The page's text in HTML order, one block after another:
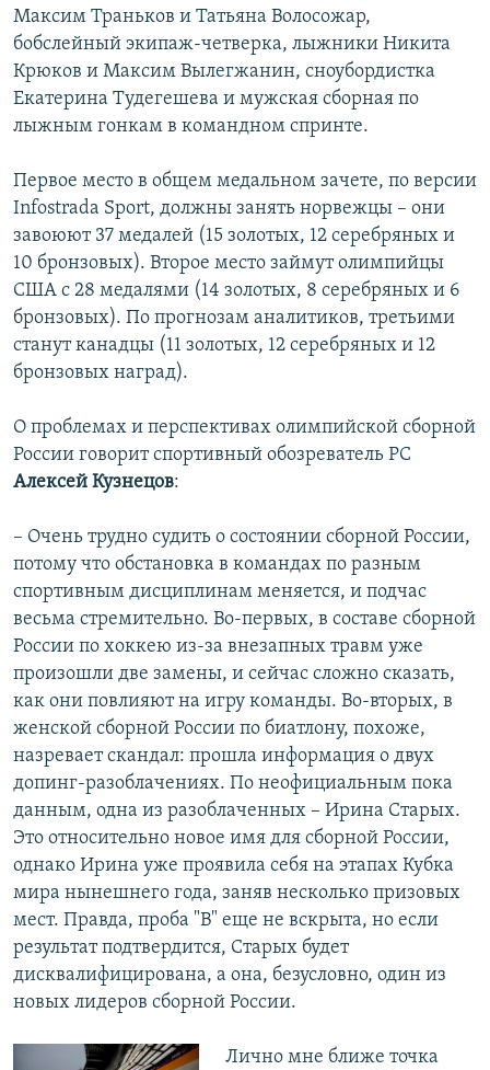
Максим Траньков и Татьяна Волосожар,
бобслейный экипаж-четверка, лыжники Никита
Крюков и Максим Вылегжанин, сноубордистка
Екатерина Тудегешева и мужская сборная по
лыжным гонкам в командном спринте.
Первое место в общем медальном зачете, по версии
Infostrada Sport, должны занять норвежцы – они
завоюют 37 медалей (15 золотых, 12 серебряных и
10 бронзовых). Второе место займут олимпийцы
США с 28 медалями (14 золотых, 8 серебряных и 6
бронзовых). По прогнозам аналитиков, третьими
станут канадцы (11 золотых, 12 серебряных и 12
бронзовых наград).
О проблемах и перспективах олимпийской сборной
России говорит спортивный обозреватель РС
Алексей Кузнецов:
– Очень трудно судить о состоянии сборной России,
потому что обстановка в командах по разным
спортивным дисциплинам меняется, и подчас
весьма стремительно. Во-первых, в составе сборной
России по хоккею из-за внезапных травм уже
произошли две замены, и сейчас сложно сказать,
как они повлияют на игру команды. Во-вторых, в
женской сборной России по биатлону, похоже,
назревает скандал: прошла информация о двух
допинг-разоблачениях. По неофициальным пока
данным, одна из разоблаченных – Ирина Старых.
Это относительно новое имя для сборной России,
однако Ирина уже проявила себя на этапах Кубка
мира нынешнего года, заняв несколько призовых
мест. Правда, проба "В" еще не вскрыта, но если
результат подтвердится, Старых будет
дисквалифицирована, а она, безусловно, один из
новых лидеров сборной России.
Лично мне ближе точка